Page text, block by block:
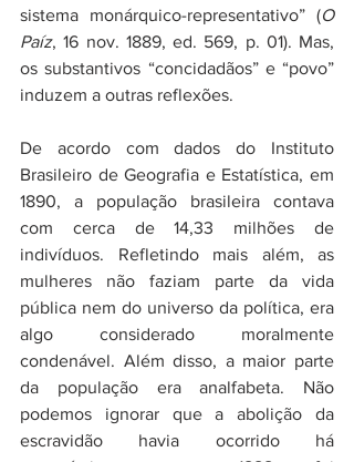
sistema monárquico-representativo” (O
Paíz, 16 nov. 1889, ed. 569, p. 01). Mas,
os substantivos “concidadãos” e “povo”
induzem a outras reflexões.
De acordo com dados do Instituto
Brasileiro de Geografia e Estatística, em
1890, a população brasileira contava
com cerca de 14,33 milhões de
indivíduos. Refletindo mais além, as
mulheres não faziam parte da vida
pública nem do universo da política, era
algo considerado moralmente
condenável. Além disso, a maior parte
da população era analfabeta. Não
podemos ignorar que a abolição da
escravidão havia ocorrido há